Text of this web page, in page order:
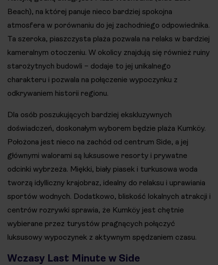
Beach), na której panuje nieco bardziej spokojna
atmosfera w porównaniu do jej zachodniego odpowiednika.
Ta szeroka, piaszczysta plaża pozwala na relaks w bardziej
kameralnym otoczeniu. W okolicy znajdują się również ruiny
starożytnych budowli – dodaje to jej unikalnego
charakteru i pozwala na połączenie wypoczynku z
odkrywaniem historii regionu.
Dla osób poszukujących bardziej ekskluzywnych
doświadczeń, doskonałym wyborem będzie plaża Kumköy.
Położona jest nieco na zachód od centrum Side, a jej
głównymi walorami są luksusowe resorty i prywatne
odcinki wybrzeża. Miękki, biały piasek i turkusowa woda
tworzą idylliczny krajobraz, idealny do relaksu i uprawiania
sportów wodnych. Dodatkowo, bliskość lokalnych atrakcji i
centrów rozrywki sprawia, że Kumköy jest chętnie
wybierane przez turystów pragnących połączyć
luksusowy wypoczynek z aktywnym spędzaniem czasu.
Wczasy Last Minute w Side